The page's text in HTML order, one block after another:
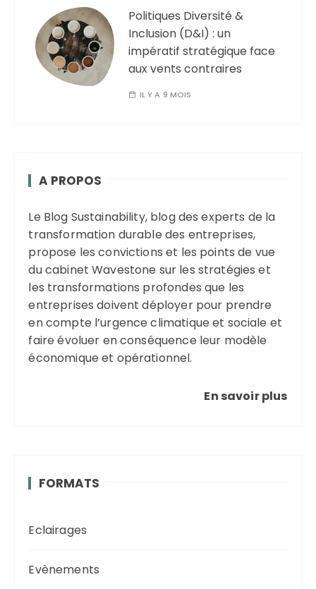
Politiques Diversité &
Inclusion (D&I) : un
impératif stratégique face
aux vents contraires
IL Y A 9 MOIS
A PROPOS
Le Blog Sustainability, blog des experts de la
transformation durable des entreprises,
propose les convictions et les points de vue
du cabinet Wavestone sur les stratégies et
les transformations profondes que les
entreprises doivent déployer pour prendre
en compte l’urgence climatique et sociale et
faire évoluer en conséquence leur modèle
économique et opérationnel.
En savoir plus
FORMATS
Eclairages
Evènements